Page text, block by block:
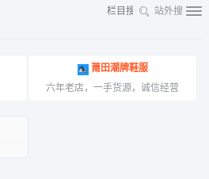
站外搜
莆田潮牌鞋服
六年老店，一手货源，诚信经营